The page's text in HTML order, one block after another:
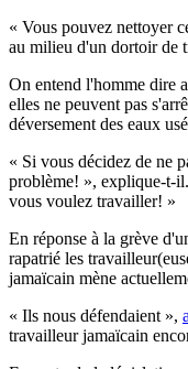
« Vous pouvez nettoyer
au milieu d'un dortoir de
On entend l'homme dire
elles ne peuvent pas
déversement des eaux
« Si vous décidez de ne
problème! », explique-t-
vous voulez travailler! »
En réponse à la grève
rapatrié les
jamaïcain mène
« Ils nous défendaient »,
travailleur jamaïcain